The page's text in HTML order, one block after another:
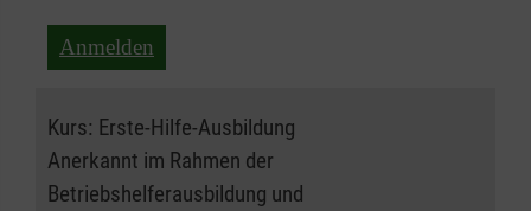
Anmelden
Kurs: Erste-Hilfe-Ausbildung
Anerkannt im Rahmen der
Betriebshelferausbildung und